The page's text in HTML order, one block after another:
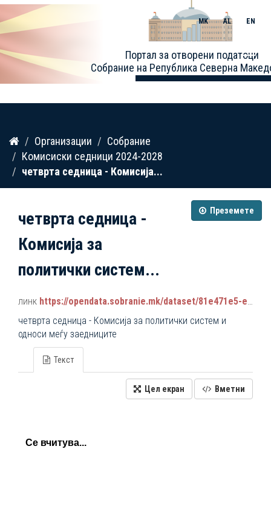
Прескокнете
содржина
Портал за отворени податоци
Собрание на Република Северна
MK AL EN
Toggle
Организации
Собрание
Комисиски седници 2024-2028
четврта седница - Комисија...
Преземете
четврта седница -
Комисија за
политички систем...
линк https://opendata.sobranie.mk/dataset/81e471e5-e34b-4d92-9a38-9b6107e068a7/resource/b62ae274-9ae8-44b0-9534-3d2ce34bcea0/download/komisiski_sednici_2024-2028.json
четврта седница - Комисија за политички систем и
односи меѓу заедниците
Текст
Цел екран Вметни